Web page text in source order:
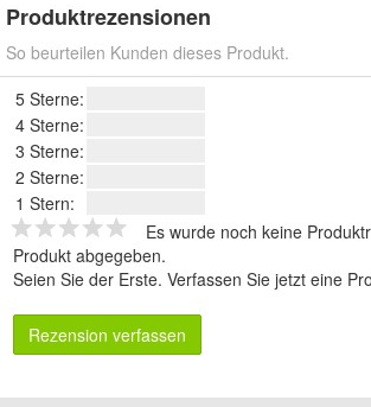
Produktrezensionen
So beurteilen Kunden dieses Produkt.
5 Sterne:
4 Sterne:
3 Sterne:
2 Sterne:
1 Stern:
Es wurde noch keine
Produkt abgegeben.
Seien Sie der Erste. Verfassen Sie jetzt eine
Rezension verfassen